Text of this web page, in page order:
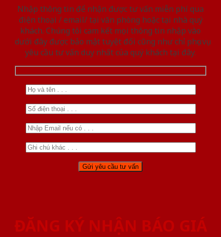
Nhập thông tin để nhận được tư vấn miễn phí qua
điện thoại / email/ tại văn phòng hoặc tại nhà quý
khách. Chúng tôi cam kết mọi thông tin nhập vào
dưới đây được bảo mật tuyệt đối cũng như chỉ phục vụ
yêu cầu tư vấn duy nhất của quý khách tại đây.
ĐĂNG KÝ NHẬN BÁO GIÁ